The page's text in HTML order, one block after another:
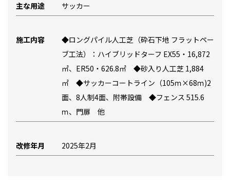
主な用途 サッカー
施工内容
◆ロングパイル人工芝（砕石下地 フラットペー
ブ工法）：ハイブリッドターフ EX55・16,872
㎡、ER50・626.8㎡ ◆砂入り人工芝 1,884
㎡ ◆サッカーコートライン（105ｍ×68ｍ)2
面、8人制4面、附帯設備 ◆フェンス 515.6
ｍ、門扉 他
改修年月 2025年2月